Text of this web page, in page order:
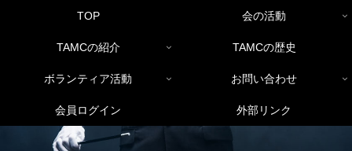
TOP 会の活動
TAMCの紹介 TAMCの歴史
ボランティア活動 お問い合わせ
会員ログイン 外部リンク